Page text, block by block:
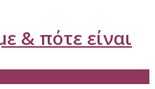
& πότε είναι